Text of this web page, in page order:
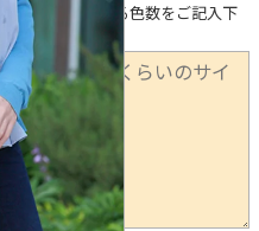
合） ③使用する色数をご記入下